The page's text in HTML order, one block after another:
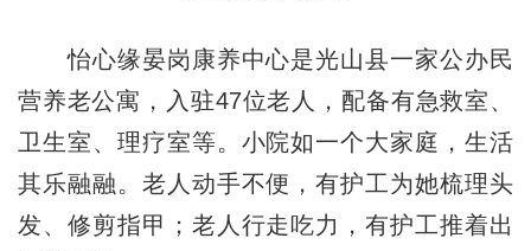
怡心缘晏岗康养中心是光山县一家公办民
营养老公寓，入驻47位老人，配备有急救室、
卫生室、理疗室等。小院如一个大家庭，生活
其乐融融。老人动手不便，有护工为她梳理头
发、修剪指甲；老人行走吃力，有护工推着出